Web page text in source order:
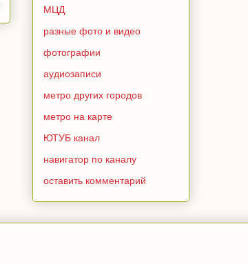
МЦД
разные фото и видео
фотографии
аудиозаписи
метро других городов
метро на карте
ЮТУБ канал
навигатор по каналу
оставить комментарий